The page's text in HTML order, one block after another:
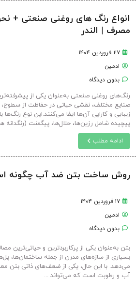
انواع رنگ های روغنی صنعتی +
مصرف | الندر
۲۷ فروردین ۱۴۰۴
ادمین
بدون دیدگاه
رنگ‌های روغنی صنعتی به‌عنوان یکی از
صنایع مختلف، نقشی حیاتی در حفاظت از سطوح،
زیبایی و کارایی آن‌ها ایفا می‌کنند.این نوع رنگ‌ها
پیچیده شامل رزین‌ها، حلال‌ها، پیگمنت (رنگدانه
ادامه مطلب
روش ساخت بتن ضد آب چگونه
۱۷ فروردین ۱۴۰۴
ادمین
بدون دیدگاه
بتن به‌عنوان یکی از پرکاربردترین و حیاتی‌ترین
بسیاری از سازه‌های مدرن از جمله ساختمان‌ها،
می‌دهد. با این حال، یکی از ضعف‌های ذاتی بتن
آب و رطوبت است که می‌تواند ...